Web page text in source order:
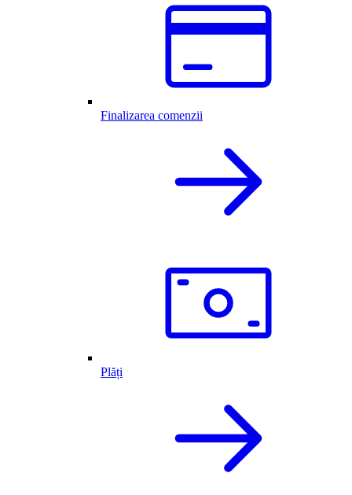
Finalizarea comenzii
Plăți